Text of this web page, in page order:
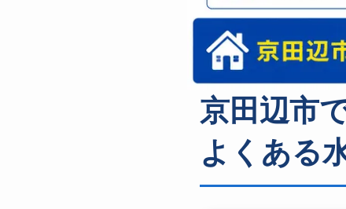
京田辺市
よくある